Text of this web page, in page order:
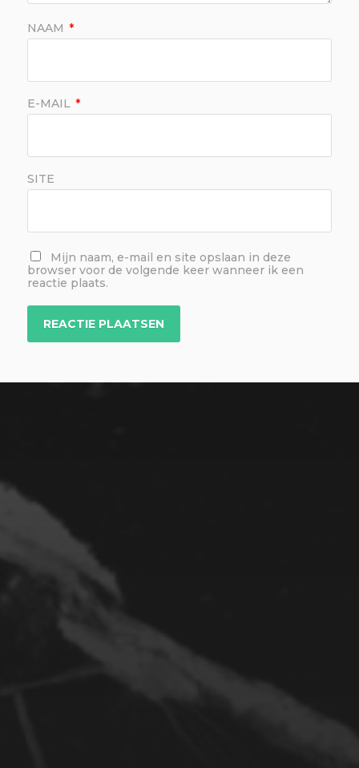
NAAM *
E-MAIL *
SITE
Mijn naam, e-mail en site opslaan in deze
browser voor de volgende keer wanneer ik een
reactie plaats.